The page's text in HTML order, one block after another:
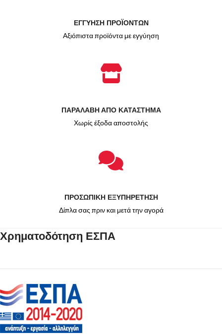
ΕΓΓΥΗΣΗ ΠΡΟΪΟΝΤΩΝ
Αξιόπιστα προϊόντα με εγγύηση
ΠΑΡΑΛΑΒΗ ΑΠΟ ΚΑΤΑΣΤΗΜΑ
Χωρίς έξοδα αποστολής
ΠΡΟΣΩΠΙΚΗ ΕΞΥΠΗΡΕΤΗΣΗ
Δίπλα σας πριν και μετά την αγορά
Χρηματοδότηση ΕΣΠΑ